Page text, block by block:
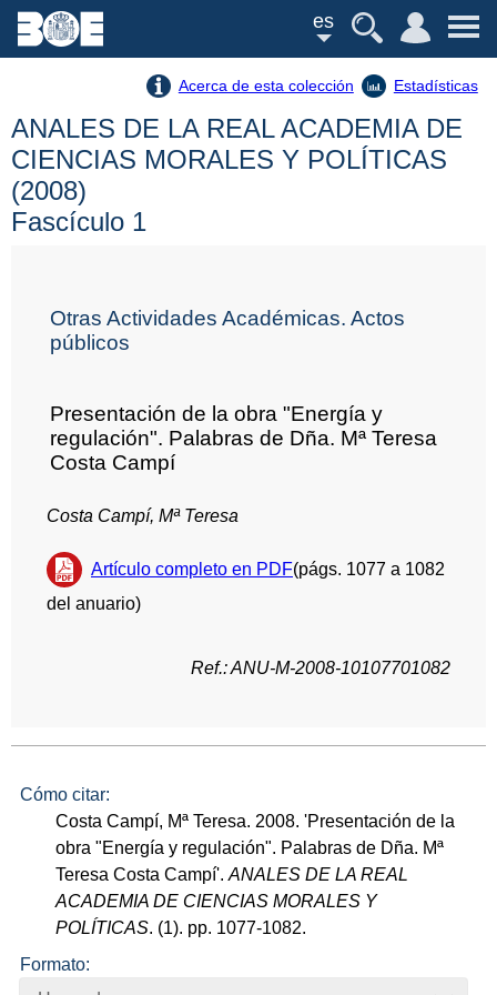
es
Acerca de esta colección Estadísticas
ANALES DE LA REAL ACADEMIA DE
CIENCIAS MORALES Y POLÍTICAS
(2008)
Fascículo 1
Otras Actividades Académicas. Actos
públicos
Presentación de la obra "Energía y
regulación". Palabras de Dña. Mª Teresa
Costa Campí
Costa Campí, Mª Teresa
Artículo completo en PDF(págs. 1077 a 1082
del anuario)
Ref.: ANU-M-2008-10107701082
Cómo citar:
Costa Campí, Mª Teresa. 2008. 'Presentación de la
obra "Energía y regulación". Palabras de Dña. Mª
Teresa Costa Campí'.ANALES DE LA REAL
ACADEMIA DE CIENCIAS MORALES Y
POLÍTICAS. (1). pp. 1077-1082.
Formato: